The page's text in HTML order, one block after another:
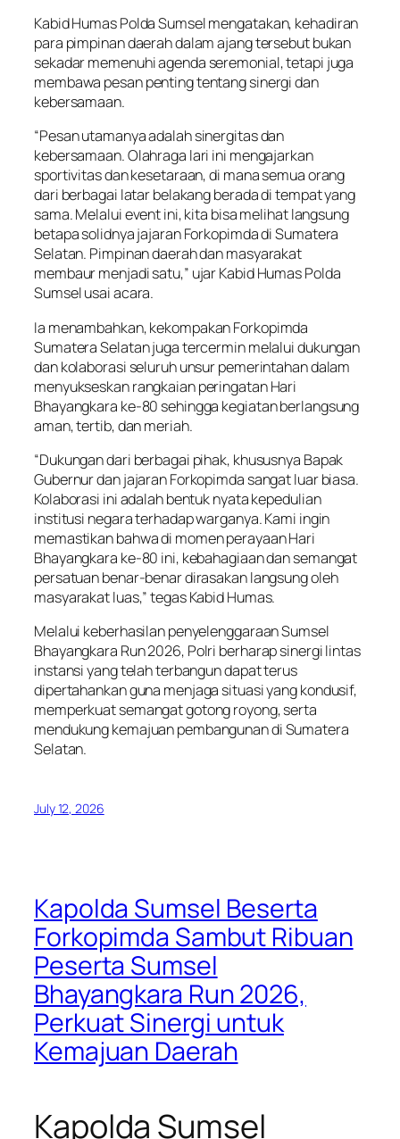
Kabid Humas Polda Sumsel mengatakan, kehadiran
para pimpinan daerah dalam ajang tersebut bukan
sekadar memenuhi agenda seremonial, tetapi juga
membawa pesan penting tentang sinergi dan
kebersamaan.
“Pesan utamanya adalah sinergitas dan
kebersamaan. Olahraga lari ini mengajarkan
sportivitas dan kesetaraan, di mana semua orang
dari berbagai latar belakang berada di tempat yang
sama. Melalui event ini, kita bisa melihat langsung
betapa solidnya jajaran Forkopimda di Sumatera
Selatan. Pimpinan daerah dan masyarakat
membaur menjadi satu,” ujar Kabid Humas Polda
Sumsel usai acara.
Ia menambahkan, kekompakan Forkopimda
Sumatera Selatan juga tercermin melalui dukungan
dan kolaborasi seluruh unsur pemerintahan dalam
menyukseskan rangkaian peringatan Hari
Bhayangkara ke-80 sehingga kegiatan berlangsung
aman, tertib, dan meriah.
“Dukungan dari berbagai pihak, khususnya Bapak
Gubernur dan jajaran Forkopimda sangat luar biasa.
Kolaborasi ini adalah bentuk nyata kepedulian
institusi negara terhadap warganya. Kami ingin
memastikan bahwa di momen perayaan Hari
Bhayangkara ke-80 ini, kebahagiaan dan semangat
persatuan benar-benar dirasakan langsung oleh
masyarakat luas,” tegas Kabid Humas.
Melalui keberhasilan penyelenggaraan Sumsel
Bhayangkara Run 2026, Polri berharap sinergi lintas
instansi yang telah terbangun dapat terus
dipertahankan guna menjaga situasi yang kondusif,
memperkuat semangat gotong royong, serta
mendukung kemajuan pembangunan di Sumatera
Selatan.
July 12, 2026
Kapolda Sumsel Beserta
Forkopimda Sambut Ribuan
Peserta Sumsel
Bhayangkara Run 2026,
Perkuat Sinergi untuk
Kemajuan Daerah
Kapolda Sumsel